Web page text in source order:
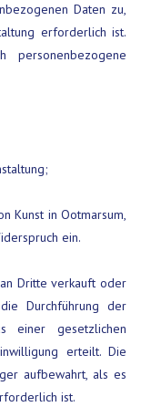
Daten zu,
erforderlich ist.
personenbezogene
Kunst in Ootmarsum,
ein.
Dritte verkauft oder
Durchführung der
einer gesetzlichen
erteilt. Die
aufbewahrt, als es
ist.